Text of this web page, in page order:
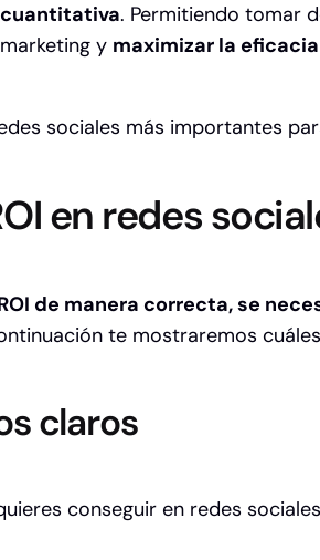
. Permitiendo tomar
y maximizar la
sociales más importantes
en redes
de manera correcta, se
te mostraremos
claros
conseguir en redes